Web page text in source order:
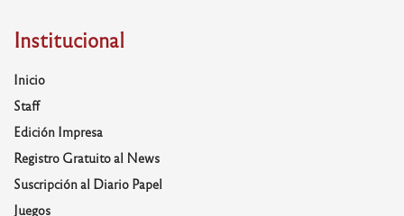
Institucional
Inicio
Staff
Edición Impresa
Registro Gratuito al News
Suscripción al Diario Papel
Juegos